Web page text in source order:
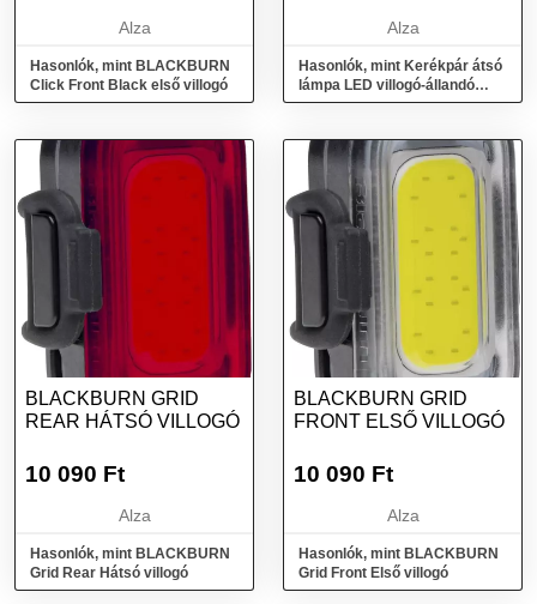
Alza
Hasonlók, mint BLACKBURN
Click Front Black első villogó
Alza
Hasonlók, mint Kerékpár átsó
lámpa LED villogó-állandó
világítás
BLACKBURN GRID
REAR HÁTSÓ VILLOGÓ
10 090 Ft
Alza
Hasonlók, mint BLACKBURN
Grid Rear Hátsó villogó
BLACKBURN GRID
FRONT ELSŐ VILLOGÓ
10 090 Ft
Alza
Hasonlók, mint BLACKBURN
Grid Front Első villogó